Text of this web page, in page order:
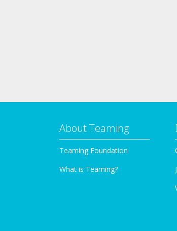
About Teaming
Teaming Foundation
What is Teaming?